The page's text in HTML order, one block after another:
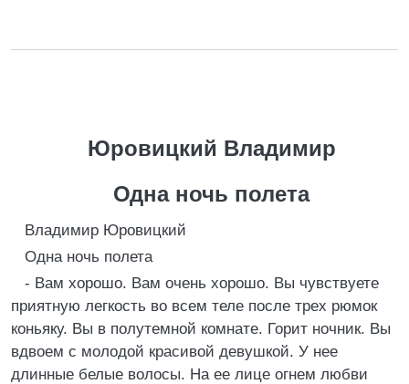
Юровицкий Владимир
Одна ночь полета
Владимир Юровицкий
Одна ночь полета
- Вам хорошо. Вам очень хорошо. Вы чувствуете
приятную легкость во всем теле после трех рюмок
коньяку. Вы в полутемной комнате. Горит ночник. Вы
вдвоем с молодой красивой девушкой. У нее
длинные белые волосы. На ее лице огнем любви